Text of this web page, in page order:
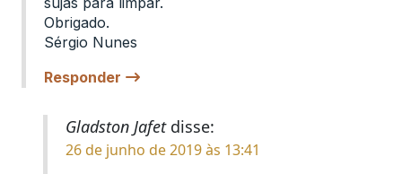
Obrigado.
Sérgio Nunes
Responder
Gladston Jafet disse:
26 de junho de 2019 às 13:41